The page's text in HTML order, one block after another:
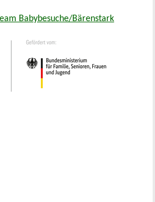
Babybesuche/Bärenstark